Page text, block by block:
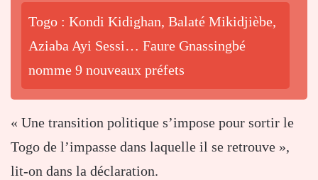
Togo : Kondi Kidighan, Balaté Mikidjièbe,
Aziaba Ayi Sessi… Faure Gnassingbé
nomme 9 nouveaux préfets
« Une transition politique s’impose pour sortir le
Togo de l’impasse dans laquelle il se retrouve »,
lit-on dans la déclaration.